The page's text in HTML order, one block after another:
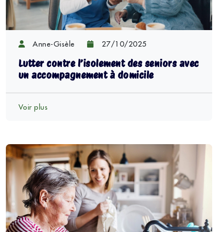
Anne-Gisèle 27/10/2025
Lutter contre l’isolement des seniors avec
un accompagnement à domicile
Voir plus